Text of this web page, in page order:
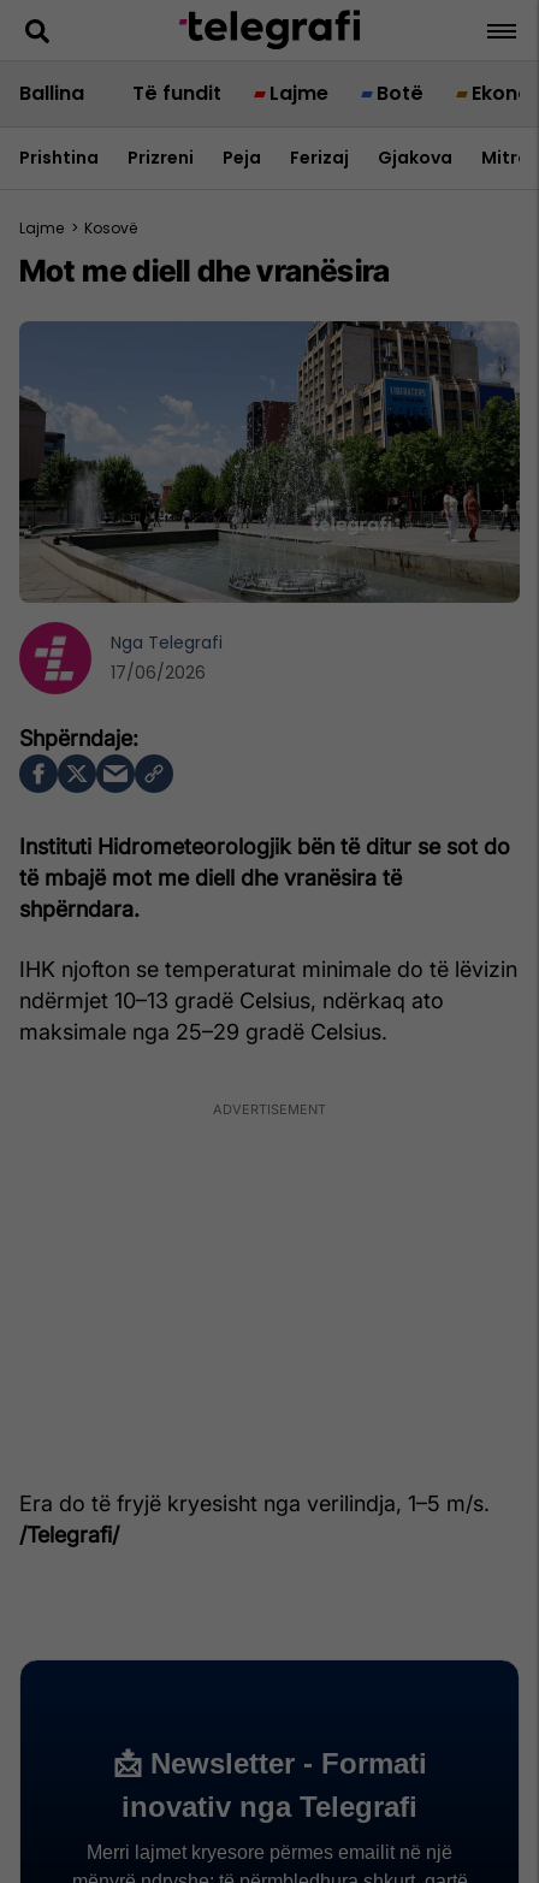
Ballina Të fundit Lajme Botë
Prishtina Prizreni Peja Ferizaj Gjakova
Lajme > Kosovë
Mot me diell dhe vranësira
Instituti Hidrometeorologjik bën të ditur se sot do
të mbajë mot me diell dhe vranësira të
shpërndara.
IHK njofton se temperaturat minimale do të lëvizin
ndërmjet 10–13 gradë Celsius, ndërkaq ato
maksimale nga 25–29 gradë Celsius.
Era do të fryjë kryesisht nga verilindja, 1–5 m/s.
/Telegrafi/
Nga Telegrafi
17/06/2026